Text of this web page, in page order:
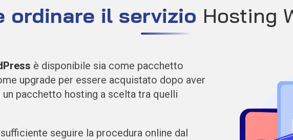
ordinare il servizio Hosting
è disponibile sia come pacchetto
upgrade per essere acquistato dopo aver
pacchetto hosting a scelta tra quelli
seguire la procedura online dal